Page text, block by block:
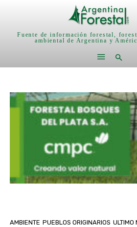
Fuente de información forestal,
ambiental de Argentina y
AMBIENTE PUEBLOS ORIGINARIOS ULTIMO